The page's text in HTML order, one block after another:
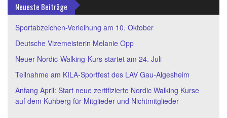
Neueste Beiträge
Sportabzeichen-Verleihung am 10. Oktober
Deutsche Vizemeisterin Melanie Opp
Neuer Nordic-Walking-Kurs startet am 24. Juli
Teilnahme am KILA-Sportfest des LAV Gau-Algesheim
Anfang April: Start neue zertifizierte Nordic Walking Kurse
auf dem Kuhberg für Mitglieder und Nichtmitglieder